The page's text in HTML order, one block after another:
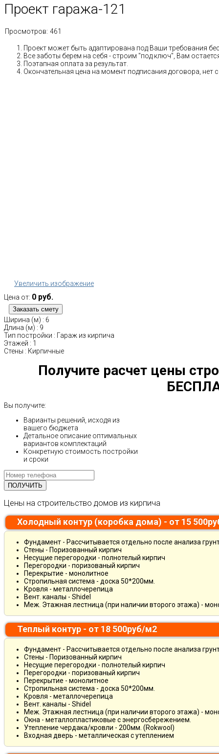
Проект гаража-121
Просмотров: 461
Проект может быть адаптирована под Ваши требования
Все заботы берем на себя - строим "под ключ", Вам
Поэтапная оплата за результат.
Окончательная цена на момент подписания договора, нет
Увеличить изображение
Цена от: 0 руб.
Ширина (м) : 6
Длина (м) : 9
Тип постройки : Гараж из кирпича
Этажей : 1
Стены : Кирпичные
Получите расчет цены
Вы получите:
Варианты решений, исходя из
вашего бюджета
Детальное описание оптимальных
вариантов комплектаций
Конкретную стоимость постройки
и сроки
Цены на строительство домов из кирпича
Холодный контур (коробка дома) - от 15
Фундамент - Рассчитывается отдельно после анализа
Стены - Поризованный кирпич
Несущие перегородки - полнотелый кирпич
Перегородки - поризованый кирпич
Перекрытие - монолитное
Стропильная система - доска 50*200мм.
Кровля - металлочерепица
Вент. каналы - Shidel
Меж. Этажная лестница (при наличии второго этажа) -
Теплый контур - от 18 500руб/м2
Фундамент - Рассчитывается отдельно после анализа
Стены - Поризованный кирпич
Несущие перегородки - полнотелый кирпич
Перегородки - поризованый кирпич
Перекрытие - монолитное
Стропильная система - доска 50*200мм.
Кровля - металлочерепица
Вент. каналы - Shidel
Меж. Этажная лестница (при наличии второго этажа) -
Окна - металлопластиковые с энергосбережением.
Утепление чердака/кровли - 200мм. (Rokwool)
Входная дверь - металлическая с утеплением